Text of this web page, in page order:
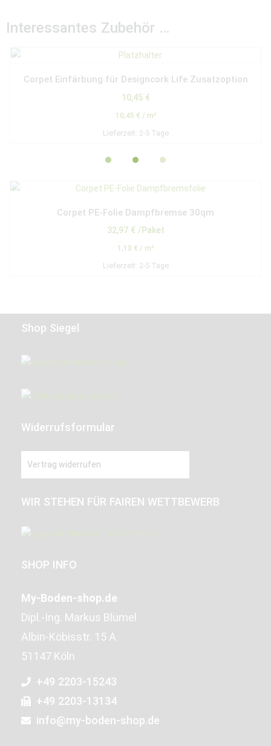
Interessantes Zubehör …
Corpet Einfärbung für Designcork Life Zusatzoption
10,45 €
10,45 € / m²
Lieferzeit: 2-5 Tage
Corpet PE-Folie Dampfbremse 30qm
32,97 € /Paket
1,10 € / m²
Lieferzeit: 2-5 Tage
Shop Siegel
Widerrufsformular
Vertrag widerrufen
WIR STEHEN FÜR FAIREN WETTBEWERB
SHOP INFO
My-Boden-shop.de
Dipl.-Ing. Markus Blümel
Albin-Köbisstr. 15 A
51147 Köln
+49 2203-15243
+49 2203-13134
info@my-boden-shop.de